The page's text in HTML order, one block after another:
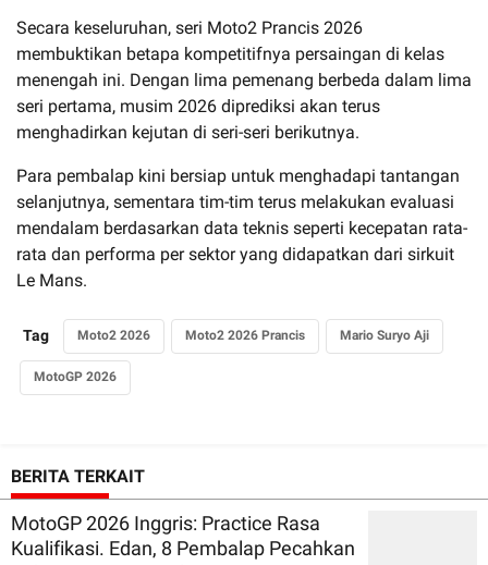
Secara keseluruhan, seri Moto2 Prancis 2026
membuktikan betapa kompetitifnya persaingan di kelas
menengah ini. Dengan lima pemenang berbeda dalam lima
seri pertama, musim 2026 diprediksi akan terus
menghadirkan kejutan di seri-seri berikutnya.
Para pembalap kini bersiap untuk menghadapi tantangan
selanjutnya, sementara tim-tim terus melakukan evaluasi
mendalam berdasarkan data teknis seperti kecepatan rata-
rata dan performa per sektor yang didapatkan dari sirkuit
Le Mans.
Tag Moto2 2026 Moto2 2026 Prancis Mario Suryo Aji
MotoGP 2026
BERITA TERKAIT
MotoGP 2026 Inggris: Practice Rasa
Kualifikasi. Edan, 8 Pembalap Pecahkan